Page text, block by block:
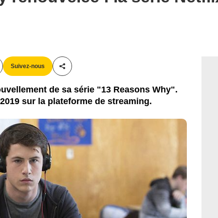
Suivez-nous
Partager cet article
de sa série "13 Reasons Why".
sur la plateforme de streaming.